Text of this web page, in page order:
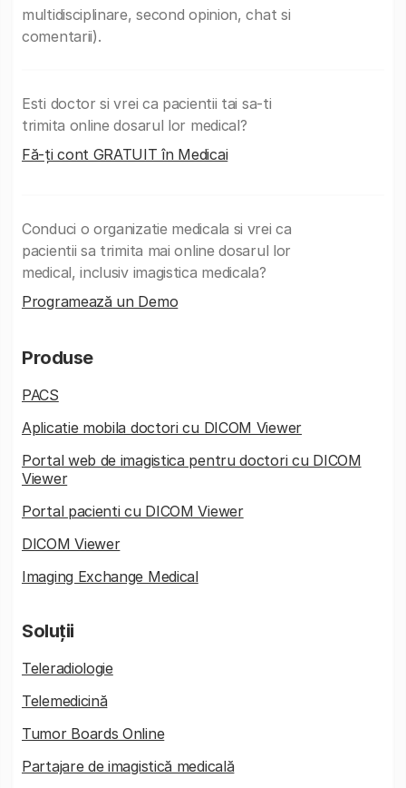
multidisciplinare, second opinion, chat si
comentarii).
Esti doctor si vrei ca pacientii tai sa-ti
trimita online dosarul lor medical?
Fă-ți cont GRATUIT în Medicai
Conduci o organizatie medicala si vrei ca
pacientii sa trimita mai online dosarul lor
medical, inclusiv imagistica medicala?
Programează un Demo
Produse
PACS
Aplicatie mobila doctori cu DICOM Viewer
Portal web de imagistica pentru doctori cu DICOM
Viewer
Portal pacienti cu DICOM Viewer
DICOM Viewer
Imaging Exchange Medical
Soluții
Teleradiologie
Telemedicină
Tumor Boards Online
Partajare de imagistică medicală